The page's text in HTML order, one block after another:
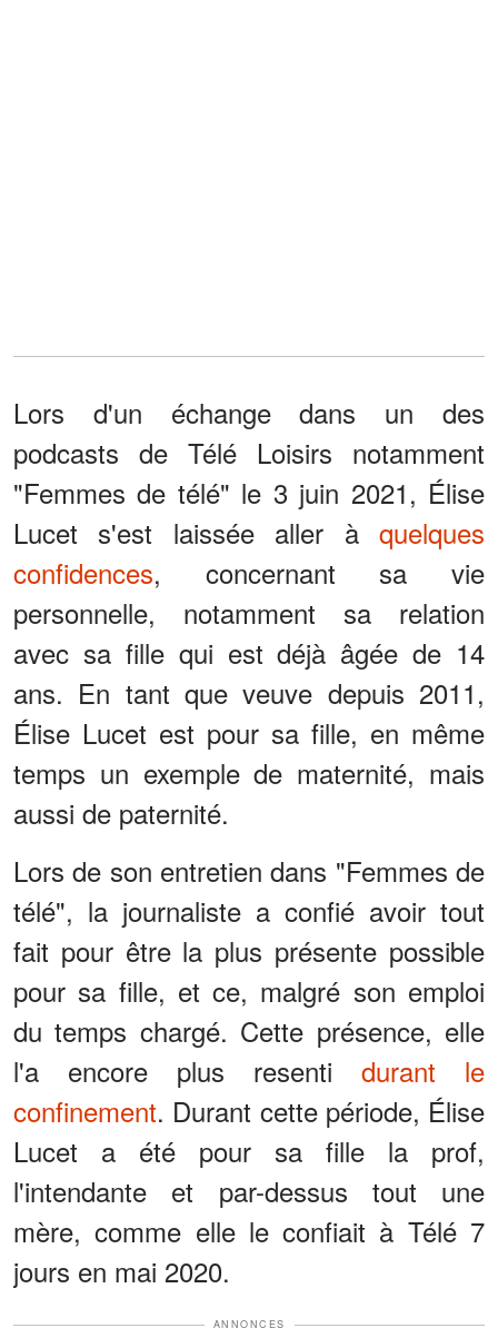
Lors d'un échange dans un des
podcasts de Télé Loisirs notamment
"Femmes de télé" le 3 juin 2021, Élise
Lucet s'est laissée aller à quelques
confidences, concernant sa vie
personnelle, notamment sa relation
avec sa fille qui est déjà âgée de 14
ans. En tant que veuve depuis 2011,
Élise Lucet est pour sa fille, en même
temps un exemple de maternité, mais
aussi de paternité.
Lors de son entretien dans "Femmes de
télé", la journaliste a confié avoir tout
fait pour être la plus présente possible
pour sa fille, et ce, malgré son emploi
du temps chargé. Cette présence, elle
l'a encore plus resenti durant le
confinement. Durant cette période, Élise
Lucet a été pour sa fille la prof,
l'intendante et par-dessus tout une
mère, comme elle le confiait à Télé 7
jours en mai 2020.
ANNONCES